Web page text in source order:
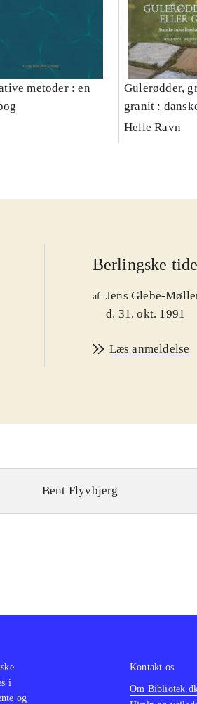
metoder : en
Gulerødder,
granit :
Helle Ravn
Berlingske
af Jens Glebe-
d. 31. okt. 1991
Læs anmeldelse
Bent Flyvbjerg
i
og
Kontakt os
Om